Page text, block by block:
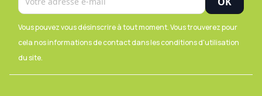
Vous pouvez vous désinscrire à tout moment. Vous trouverez pour
cela nos informations de contact dans les conditions d'utilisation
du site.